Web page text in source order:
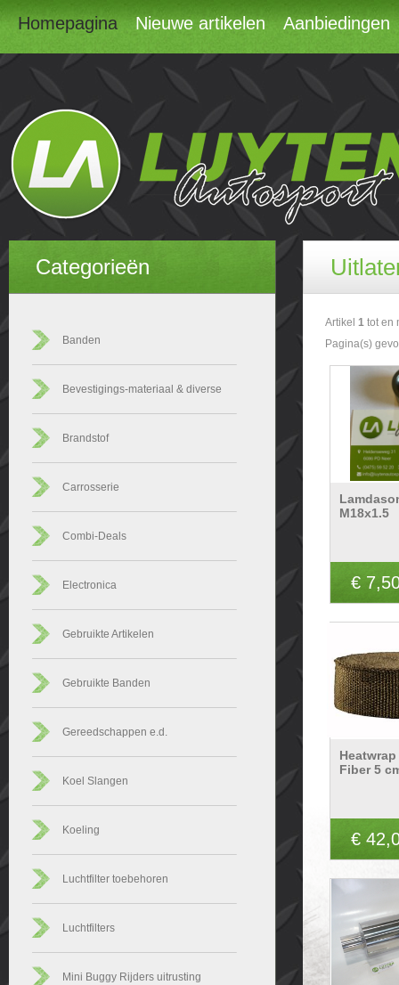
Homepagina Nieuwe artikelen Aanbiedingen
Categorieën
Banden
Bevestigings-materiaal & diverse
Brandstof
Carrosserie
Combi-Deals
Electronica
Gebruikte Artikelen
Gebruikte Banden
Gereedschappen e.d.
Koel Slangen
Koeling
Luchtfilter toebehoren
Luchtfilters
Mini Buggy Rijders uitrusting
Artikel 1 tot en
Pagina(s)
M18x1.5
€
Fiber 5
€